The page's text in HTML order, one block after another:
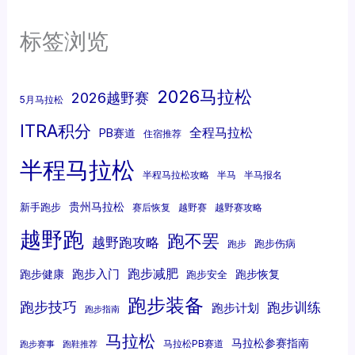
标签浏览
5月马拉松 2026越野赛 2026马拉松
ITRA积分 PB赛道 住宿推荐 全程马拉松
半程马拉松 半程马拉松攻略 半马 半马报名
新手跑步 贵州马拉松 赛后恢复 越野赛 越野赛攻略
越野跑 越野跑攻略 跑不罢 跑步 跑步伤病
跑步健康 跑步入门 跑步减肥 跑步安全 跑步恢复
跑步技巧 跑步指南 跑步装备 跑步计划 跑步训练
跑步赛事 跑鞋推荐 马拉松 马拉松PB赛道 马拉松参赛指南